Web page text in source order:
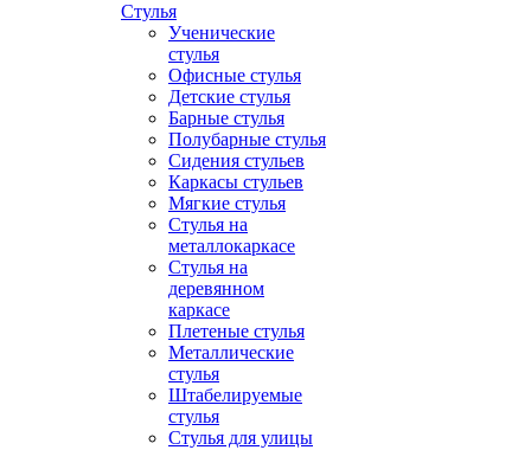
Стулья
Ученические
стулья
Офисные стулья
Детские стулья
Барные стулья
Полубарные стулья
Сидения стульев
Каркасы стульев
Мягкие стулья
Стулья на
металлокаркасе
Стулья на
деревянном
каркасе
Плетеные стулья
Металлические
стулья
Штабелируемые
стулья
Стулья для улицы